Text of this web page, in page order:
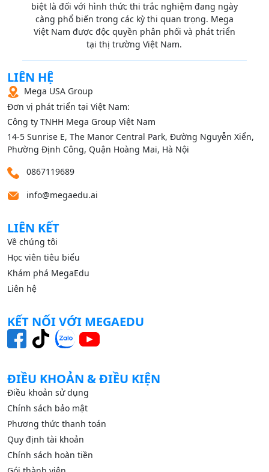
biệt là đối với hình thức thi trắc nghiệm đang ngày
càng phổ biến trong các kỳ thi quan trọng. Mega
Việt Nam được độc quyền phân phối và phát triển
tại thị trường Việt Nam.
LIÊN HỆ
Mega USA Group
Đơn vị phát triển tại Việt Nam:
Công ty TNHH Mega Group Việt Nam
14‑5 Sunrise E, The Manor Central Park, Đường Nguyễn Xiển,
Phường Định Công, Quận Hoàng Mai, Hà Nội
0867119689
info@megaedu.ai
LIÊN KẾT
Về chúng tôi
Học viên tiêu biểu
Khám phá MegaEdu
Liên hệ
KẾT NỐI VỚI MEGAEDU
ĐIỀU KHOẢN & ĐIỀU KIỆN
Điều khoản sử dụng
Chính sách bảo mật
Phương thức thanh toán
Quy định tài khoản
Chính sách hoàn tiền